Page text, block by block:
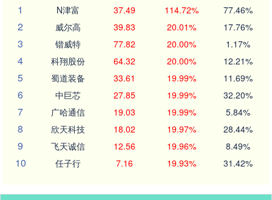
1
N津富 37.49 114.72% 77.46%
2 威尔高 39.83 20.01% 17.76%
3 锴威特 77.82 20.00% 1.17%
4 科翔股份 64.32 20.00% 12.21%
5 蜀道装备 33.61 19.99% 11.69%
6 中巨芯 27.85 19.99% 32.20%
7 广哈通信 19.03 19.99% 5.84%
8 欣天科技 18.02 19.97% 28.44%
9 飞天诚信 12.56 19.96% 8.49%
10 任子行 7.16 19.93% 31.42%